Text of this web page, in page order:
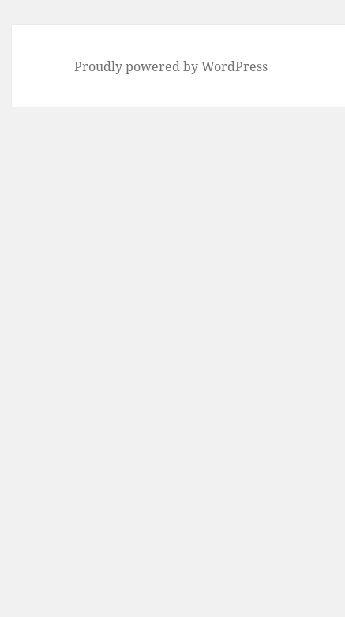
Proudly powered by WordPress